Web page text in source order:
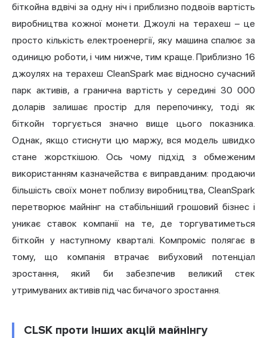
біткойна вдвічі за одну ніч і приблизно подвоїв вартість
виробництва кожної монети. Джоулі на терахеш – це
просто кількість електроенергії, яку машина спалює за
одиницю роботи, і чим нижче, тим краще. Приблизно 16
джоулях на терахеш CleanSpark має відносно сучасний
парк активів, а гранична вартість у середині 30 000
доларів залишає простір для перепочинку, тоді як
біткойн торгується значно вище цього показника.
Однак, якщо стиснути цю маржу, вся модель швидко
стане жорсткішою. Ось чому підхід з обмеженим
використанням казначейства є виправданим: продаючи
більшість своїх монет поблизу виробництва, CleanSpark
перетворює майнінг на стабільніший грошовий бізнес і
уникає ставок компанії на те, де торгуватиметься
біткойн у наступному кварталі. Компроміс полягає в
тому, що компанія втрачає вибуховий потенціал
зростання, який би забезпечив великий стек
утримуваних активів під час бичачого зростання.
CLSK проти інших акцій майнінгу